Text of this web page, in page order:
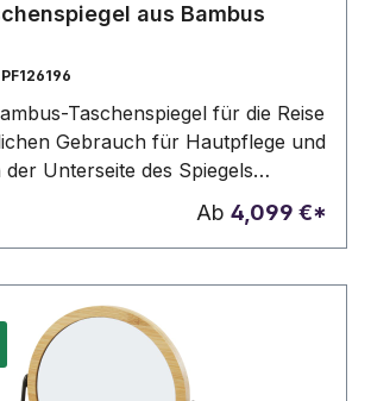
aus Bambus
PF126196
Taschenspiegel für die Reise
Gebrauch für Hautpflege und
Unterseite des Spiegels
ein kleines Fach für kleine
Der verwendete Bambus wird nach
beschafft und produziert.
Ab 4,099 €*